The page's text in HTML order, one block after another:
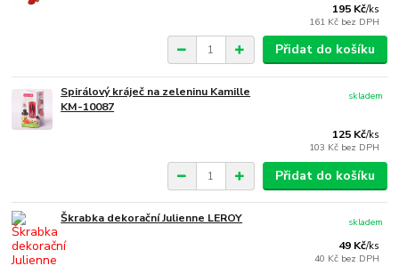
195 Kč/ks
161 Kč bez DPH
Přidat do košíku
Spirálový kráječ na zeleninu Kamille
KM-10087
125 Kč/ks
103 Kč bez DPH
skladem
Přidat do košíku
Škrabka dekorační Julienne LEROY
49 Kč/ks
40 Kč bez DPH
skladem